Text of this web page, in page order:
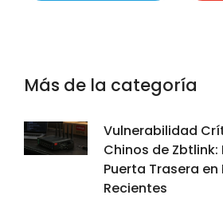
Más de la categoría
Vulnerabilidad
Chinos de
Puerta Trasera
Recientes